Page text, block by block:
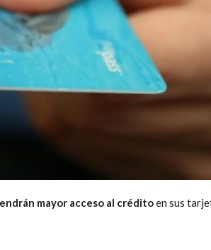
mayor acceso al créditoen sus